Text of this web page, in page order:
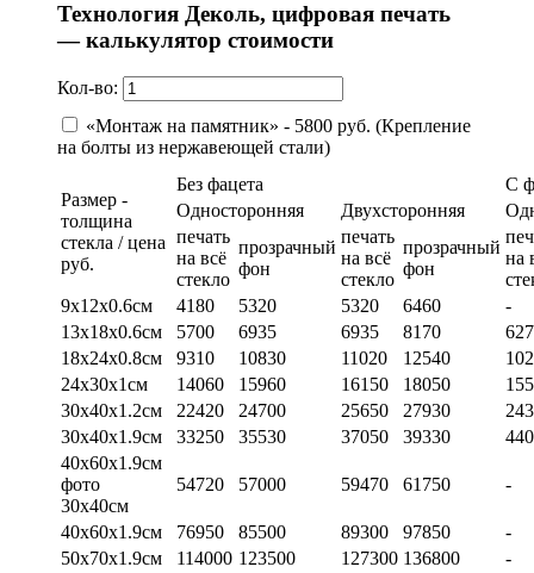
Технология Деколь, цифровая печать
— калькулятор стоимости
Кол-во:
«Монтаж на памятник» - 5800 руб. (Крепление
на болты из нержавеющей стали)
Размер -
толщина
стекла / цена
руб.
Без фацета
С
Односторонняя
Двухсторонняя
печать
на всё
стекло
прозрачный
фон
печать
на всё
стекло
прозрачный
фон
на
9х12х0.6см
4180 5320 5320 6460
-
13х18х0.6см
5700 6935 6935 8170
18х24х0.8см
9310 10830 11020 12540
24х30х1см
14060 15960 16150 18050
30х40х1.2см
22420 24700 25650 27930
30х40х1.9см
33250 35530 37050 39330
40х60х1.9см
фото
30х40см
54720 57000 59470 61750 -
40х60х1.9см 76950 85500 89300 97850
-
50х70х1.9см
114000 123500 127300 136800
-